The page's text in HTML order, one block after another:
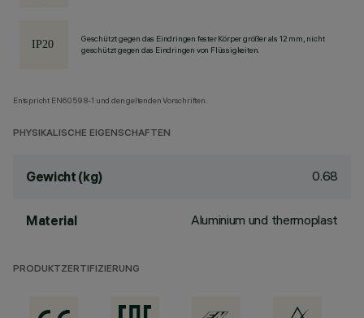
Geschützt gegen das Eindringen fester Körper größer als 12 mm, nicht
geschützt gegen das Eindringen von Flüssigkeiten.
Entspricht EN60598-1 und den geltenden Vorschriften.
PHYSIKALISCHE EIGENSCHAFTEN
Gewicht (kg) 0.68
Material Aluminium und thermoplast
PRODUKTZERTIFIZIERUNG